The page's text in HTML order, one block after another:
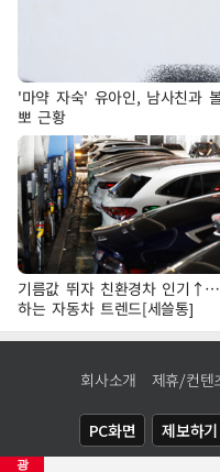
광
'마약 자숙' 유아인, 남사친과
뽀 근황
기름값 뛰자 친환경차 인기
하는 자동차 트렌드[세쓸통]
회사소개 제휴/컨텐
PC화면 제보하기